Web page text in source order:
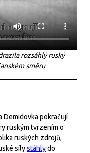
rozsáhlý ruský
směru
Demidovka pokračují
ruským tvrzením o
ruských zdrojů,
sílystáhlydo